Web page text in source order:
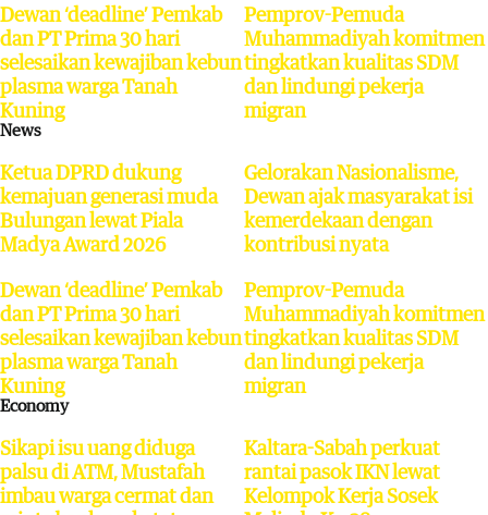
Dewan ‘deadline’ Pemkab
dan PT Prima 30 hari
selesaikan kewajiban kebun
plasma warga Tanah
Kuning
Pemprov-Pemuda
Muhammadiyah komitmen
tingkatkan kualitas SDM
dan lindungi pekerja
migran
News
Ketua DPRD dukung
kemajuan generasi muda
Bulungan lewat Piala
Madya Award 2026
Gelorakan Nasionalisme,
Dewan ajak masyarakat isi
kemerdekaan dengan
kontribusi nyata
Dewan ‘deadline’ Pemkab
dan PT Prima 30 hari
selesaikan kewajiban kebun
plasma warga Tanah
Kuning
Pemprov-Pemuda
Muhammadiyah komitmen
tingkatkan kualitas SDM
dan lindungi pekerja
migran
Economy
Sikapi isu uang diduga
palsu di ATM, Mustafah
imbau warga cermat dan
Kaltara-Sabah perkuat
rantai pasok IKN lewat
Kelompok Kerja Sosek